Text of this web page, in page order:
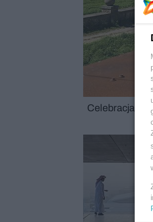
Celebracja